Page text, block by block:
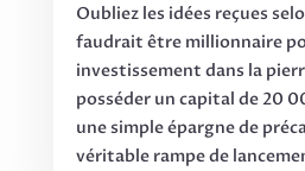
Oubliez les idées reçues
faudrait être millionnaire
investissement dans la
posséder un capital de 20
une simple épargne de
véritable rampe de